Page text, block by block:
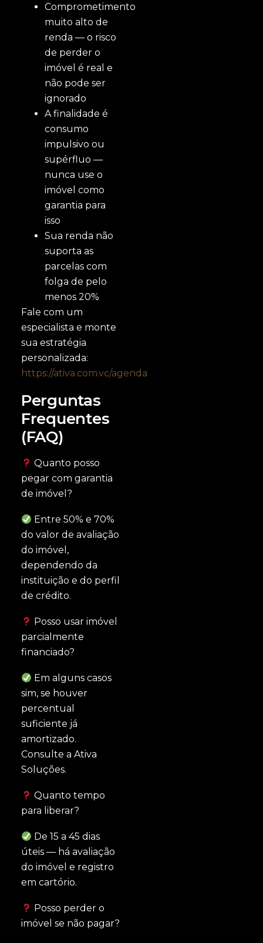
Comprometimento
muito alto de
renda — o risco
de perder o
imóvel é real e
não pode ser
ignorado
A finalidade é
consumo
impulsivo ou
supérfluo —
nunca use o
imóvel como
garantia para
isso
Sua renda não
suporta as
parcelas com
folga de pelo
menos 20%
Fale com um
especialista e monte
sua estratégia
personalizada:
https://ativa.com.vc/agenda
Perguntas
Frequentes
(FAQ)
Quanto posso
pegar com garantia
de imóvel?
Entre 50% e 70%
do valor de avaliação
do imóvel,
dependendo da
instituição e do perfil
de crédito.
Posso usar imóvel
parcialmente
financiado?
Em alguns casos
sim, se houver
percentual
suficiente já
amortizado.
Consulte a Ativa
Soluções.
Quanto tempo
para liberar?
De 15 a 45 dias
úteis — há avaliação
do imóvel e registro
em cartório.
Posso perder o
imóvel se não pagar?